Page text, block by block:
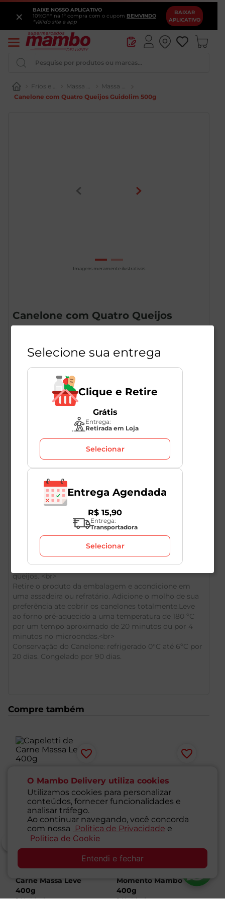
BAIXE NOSSO APLICATIVO
10%OFF na 1ª compra com o cupom BEMVINDO
*Válido site e app
BAIXAR
APLICATIVO
×
Pesquise por produtos ou marcas...
O Mambo Delivery utiliza cookies
Utilizamos cookies para personalizar
conteúdos, fornecer funcionalidades e
analisar tráfego.
Ao continuar navegando, você concorda
com nossa
Politica de Privacidade e
Politica de Cookie
Entendi e fechar
Frios e Laticínios Massa Fresca
Massa Recheada
Canelone com Quatro Queijos Guidolim 500g
Imagens meramente ilustrativas
Canelone com Quatro Queijos
Unidade
Guidolim
Descrição do Produto
Canelone de alta qualidade com recheio de quatro
queijos. <br>
Retire o produto da embalagem e acondicione em
uma assadeira ou refratário. Adicione o molho de sua
preferência ate cobrir os canelones totalmente.Leve
ao forno pré-aquecido a uma temperatura de 180 ºC
por um tempo aproximado de 20 minutos ou por 4
minutos no microondas.<br>
Conservação do Canelone: refrigerado 0°C até 6ºC por
20 dias. Congelado por 90 dias.
Compre também
Capeletti de
Carne Massa Leve
400g
Capeletti de Carne
Momento Mambo
400g
Selecione sua entrega
Clique e Retire
Grátis
Entrega:
Retirada em Loja
Selecionar
Entrega Agendada
R$ 15,90
Entrega:
Transportadora
Selecionar
Iogurte